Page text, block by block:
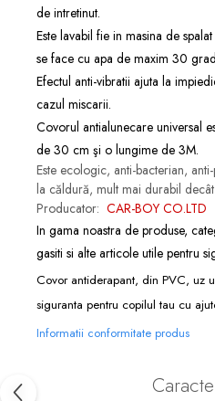
de intretinut.
Este lavabil fie in masina de
se face cu apa de maxim 30
Efectul anti-vibratii ajuta la
cazul miscarii.
Covorul antialunecare universal
de 30 cm şi o lungime de 3M.
Este ecologic, anti-bacterian,
la căldură, mult mai durabil
Producator: CAR-BOY CO.LTD
In gama noastra de produse,
gasiti si alte articole utile pentru
Covor antiderapant, din PVC, uz
siguranta pentru copilul tau cu
Informatii conformitate produs